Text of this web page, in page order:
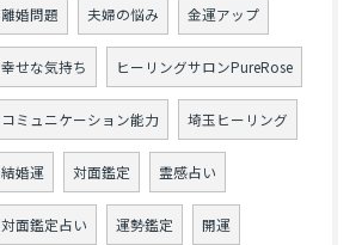
離婚問題 夫婦の悩み 金運アップ
幸せな気持ち ヒーリングサロンPureRose
コミュニケーション能力 埼玉ヒーリング
結婚運 対面鑑定 霊感占い
対面鑑定占い 運勢鑑定 開運